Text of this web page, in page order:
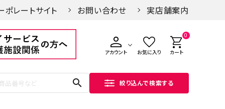
ポレートサイト お問い合わせ 実店舗案内
アカウント お気に入り
0
カート
search 絞り込んで検索する